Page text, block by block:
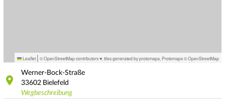
Leaflet | © OpenStreetMap contributors ♥, tiles generated by protomaps Protomaps©OpenStreetMap
Werner-Bock-Straße
33602 Bielefeld
Wegbeschreibung